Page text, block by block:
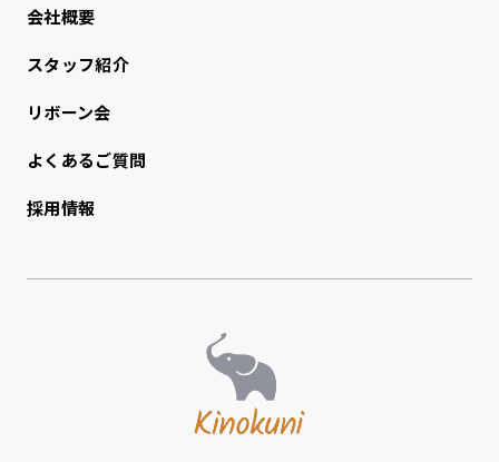
会社概要
スタッフ紹介
リボーン会
よくあるご質問
採用情報